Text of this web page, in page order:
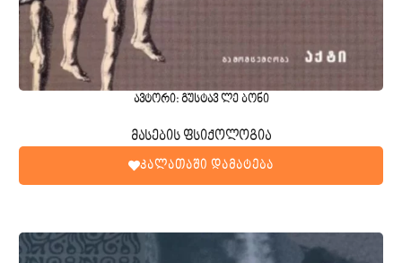
ავტორი: გუსტავ ლე ბონი
მასების ფსიქოლოგია
კალათაში დამატება